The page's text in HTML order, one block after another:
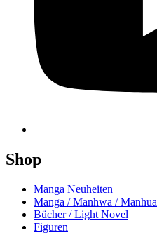
Shop
Manga Neuheiten
Manga / Manhwa / Manhua
Bücher / Light Novel
Figuren